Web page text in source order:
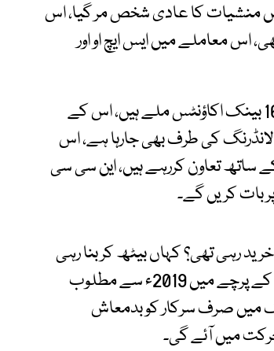
منشیات کا عادی شخص مر گیا، اس
اس معاملے میں ایس ایچ او اور
ایڈیشنل آئی جی سندھ پولیس بتایا کہ ابھی تک پنکی کے 16 بینک اکاؤنٹس ملے ہیں، اس کے
منی لانڈرنگ کی طرف بھی جارہا ہے، اس
ساتھ تعاون کررہے ہیں، این سی سی
بات کریں گے۔
رہی تھی؟ کہاں بیٹھ کر بنا رہی
تھی اور کن کن لوگوں کو سپلائی کررہی تھی؟ وہ اے این ایف کے پرچے میں 2019ء سے مطلوب
میں صرف سرکار کو بدمعاش
میں آئے گی۔